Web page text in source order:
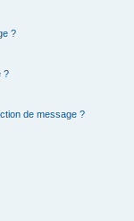
?
?
de message ?